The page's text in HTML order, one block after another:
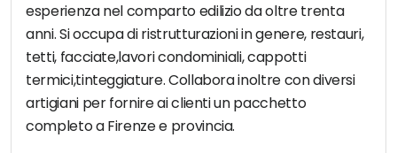
esperienza nel comparto edilizio da oltre trenta
anni. Si occupa di ristrutturazioni in genere, restauri,
tetti, facciate,lavori condominiali, cappotti
termici,tinteggiature. Collabora inoltre con diversi
artigiani per fornire ai clienti un pacchetto
completo a Firenze e provincia.